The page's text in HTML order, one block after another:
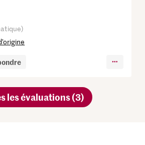
les évaluations (3)